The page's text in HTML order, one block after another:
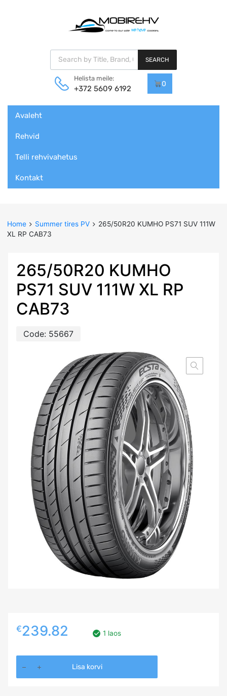
Products search
SEARCH
Helista meile:
+372 5609 6192
0
content
Avaleht
Rehvid
Telli rehvivahetus
Kontakt
Home Summer tires PV
265/50R20 KUMHO PS71 SUV 111W
XL RP CAB73
265/50R20 KUMHO
PS71 SUV 111W XL RP
CAB73
Code: 55667
€239.82 1 laos
Lisa korvi